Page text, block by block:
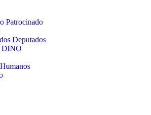
Patrocinado
Deputados
DINO